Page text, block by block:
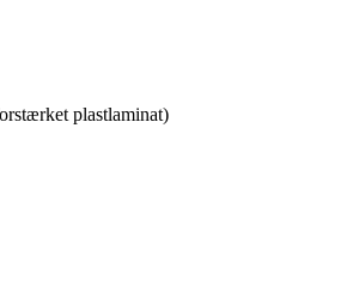
plastlaminat)